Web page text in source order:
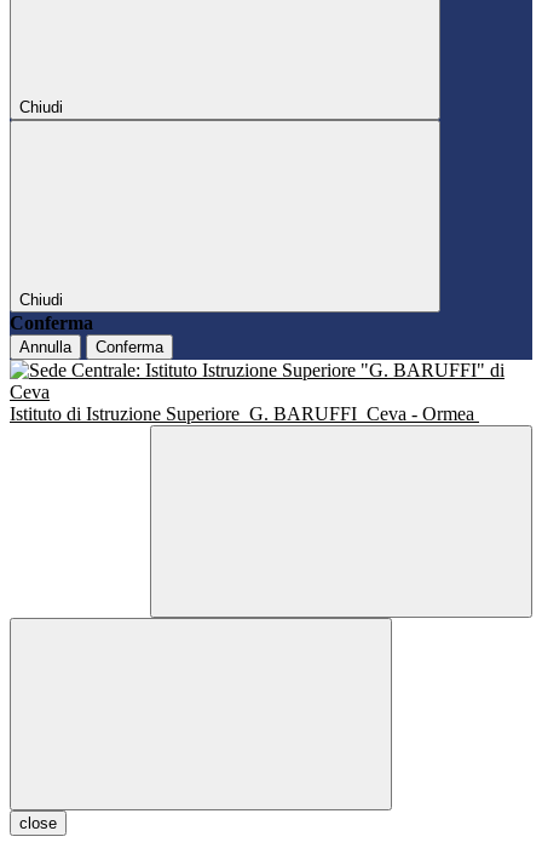
Chiudi
Chiudi
Conferma
Annulla Conferma
Istituto di Istruzione Superiore G. BARUFFI Ceva - Ormea
close